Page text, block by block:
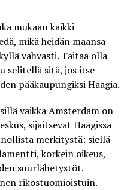
mukaan kaikki
mikä heidän maansa
vahvasti. Taitaa olla
selitellä sitä, jos itse
pääkaupungiksi Haagia.
vaikkaAmsterdam on
sijaitsevat Haagissa
merkitystä: siellä
korkein oikeus,
suurlähetystöt.
rikostuomioistuin.